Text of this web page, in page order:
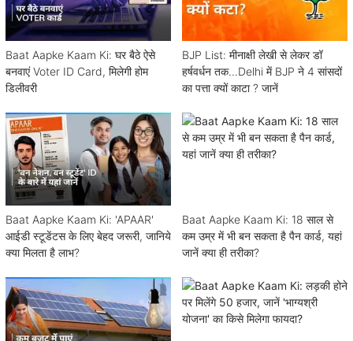
Baat Aapke Kaam Ki: घर बैठे ऐसे
बनवाएं Voter ID Card, मिलेगी होम
डिलीवरी
BJP List: मीनाक्षी लेखी से लेकर डॉ
हर्षवर्धन तक...Delhi में BJP ने 4 सांसदों
का पत्ता क्यों काटा ? जानें
Baat Aapke Kaam Ki: 'APAAR'
आईडी स्टूडेंटस के लिए बेहद जरूरी, जानिये
क्या मिलता है लाभ?
Baat Aapke Kaam Ki: 18 साल से
कम उम्र में भी बन सकता है पैन कार्ड, यहां
जानें क्या ही तरीका?